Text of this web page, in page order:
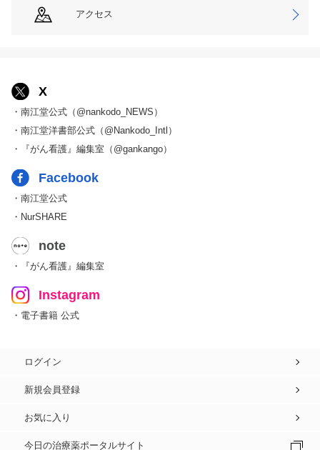
アクセス
X
・南江堂公式（@nankodo_NEWS）
・南江堂洋書部公式（@Nankodo_Intl）
・『がん看護』編集室（@gankango）
Facebook
・南江堂公式
・NurSHARE
note
・『がん看護』編集室
Instagram
・電子書籍 公式
ログイン
新規会員登録
お気に入り
今日の治療薬ポータルサイト